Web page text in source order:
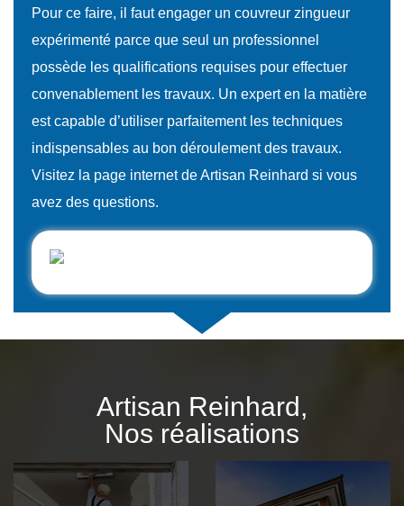
Pour ce faire, il faut engager un couvreur zingueur
expérimenté parce que seul un professionnel
possède les qualifications requises pour effectuer
convenablement les travaux. Un expert en la matière
est capable d’utiliser parfaitement les techniques
indispensables au bon déroulement des travaux.
Visitez la page internet de Artisan Reinhard si vous
avez des questions.
Artisan Reinhard,
Nos réalisations